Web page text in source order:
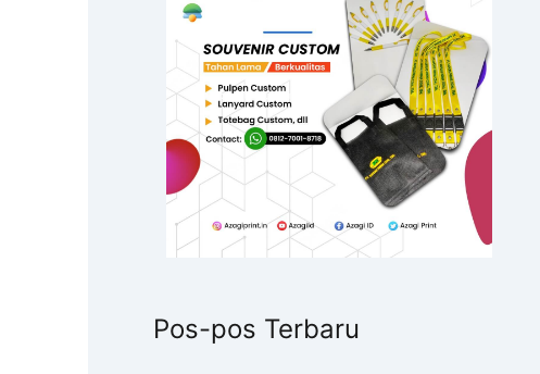
Pos-pos Terbaru